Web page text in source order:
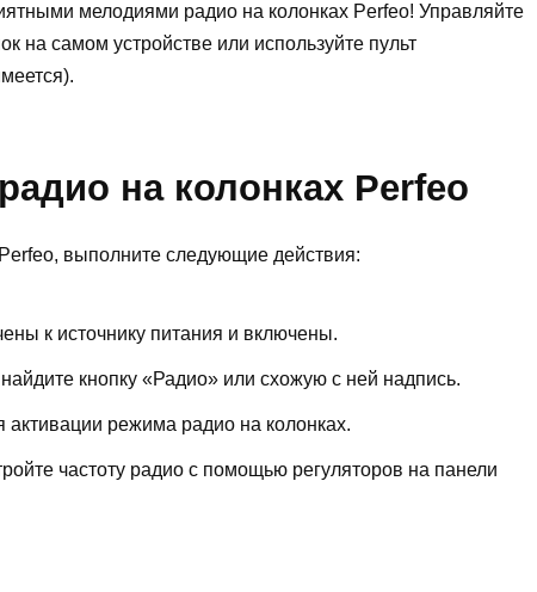
мелодиями радио на колонках Perfeo! Управляйте
на самом устройстве или используйте пульт
на колонках Perfeo
выполните следующие действия:
к источнику питания и включены.
кнопку «Радио» или схожую с ней надпись.
режима радио на колонках.
частоту радио с помощью регуляторов на панели